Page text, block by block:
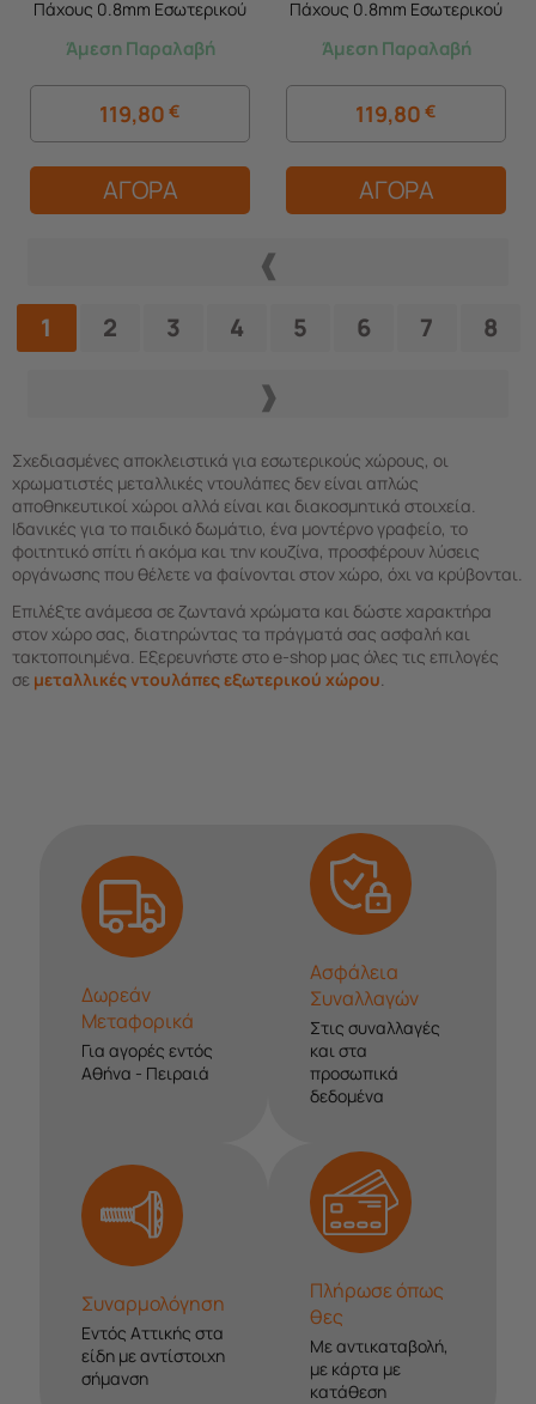
Πάχους 0.8mm Εσωτερικού
Χώρου με Πόδια Cotton
White
Άμεση Παραλαβή
119,80 €
ΑΓΟΡΑ
Πάχους 0.8mm Εσωτερικού
Χώρου με Πόδια Baby Blue
Άμεση Παραλαβή
119,80 €
ΑΓΟΡΑ
1 2 3 4 5 6 7 8
Σχεδιασμένες αποκλειστικά για εσωτερικούς χώρους, οι
χρωματιστές μεταλλικές ντουλάπες δεν είναι απλώς
αποθηκευτικοί χώροι αλλά είναι και διακοσμητικά στοιχεία.
Ιδανικές για το παιδικό δωμάτιο, ένα μοντέρνο γραφείο, το
φοιτητικό σπίτι ή ακόμα και την κουζίνα, προσφέρουν λύσεις
οργάνωσης που θέλετε να φαίνονται στον χώρο, όχι να κρύβονται.
Επιλέξτε ανάμεσα σε ζωντανά χρώματα και δώστε χαρακτήρα
στον χώρο σας, διατηρώντας τα πράγματά σας ασφαλή και
τακτοποιημένα. Εξερευνήστε στο e-shop μας όλες τις επιλογές
σε μεταλλικές ντουλάπες εξωτερικού χώρου.
Δωρεάν
Μεταφορικά
Για αγορές εντός
Αθήνα - Πειραιά
Ασφάλεια
Συναλλαγών
Στις συναλλαγές
και στα
προσωπικά
δεδομένα
Συναρμολόγηση
Εντός Αττικής στα
είδη με αντίστοιχη
σήμανση
Πλήρωσε όπως
θες
Με αντικαταβολή,
με κάρτα με
κατάθεση